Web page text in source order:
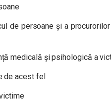
de persoane și a
medicală și psihologică a
de acest fel